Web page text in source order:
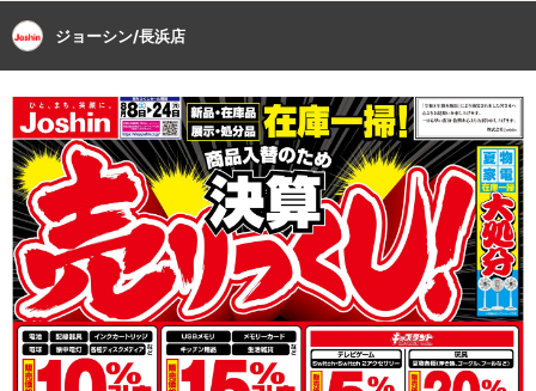
ジョーシン/長浜店